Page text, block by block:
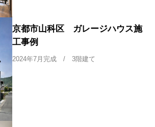
京都市山科区 ガレージハウス施
工事例
2024年7月完成 / 3階建て